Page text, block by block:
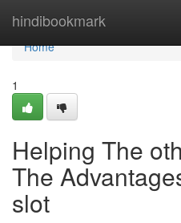
hindibookmark
Home
Home
1
Helping The
The
slot